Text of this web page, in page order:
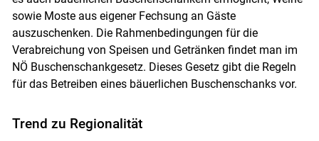
sowie Moste aus eigener Fechsung an Gäste
auszuschenken. Die Rahmenbedingungen für die
Verabreichung von Speisen und Getränken findet man im
NÖ Buschenschankgesetz. Dieses Gesetz gibt die Regeln
für das Betreiben eines bäuerlichen Buschenschanks vor.
Trend zu Regionalität